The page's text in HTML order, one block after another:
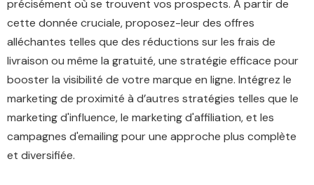
précisément où se trouvent vos prospects. À partir de
cette donnée cruciale, proposez-leur des offres
alléchantes telles que des réductions sur les frais de
livraison ou même la gratuité, une stratégie efficace pour
booster la visibilité de votre marque en ligne. Intégrez le
marketing de proximité à d’autres stratégies telles que le
marketing d'influence, le marketing d'affiliation, et les
campagnes d'emailing pour une approche plus complète
et diversifiée.